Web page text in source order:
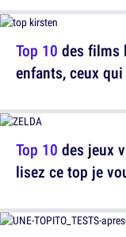
Top 10 des jeux
lisez ce top je
Top 10 des films
enfants, ceux